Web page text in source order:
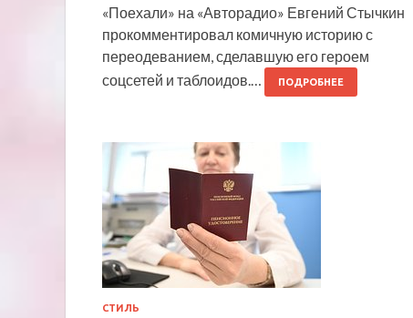
«Поехали» на «Авторадио» Евгений Стычкин
прокомментировал комичную историю с
переодеванием, сделавшую его героем
соцсетей и таблоидов.…
ПОДРОБНЕЕ
СТИЛЬ